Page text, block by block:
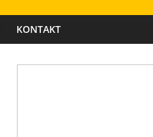
KONTAKT